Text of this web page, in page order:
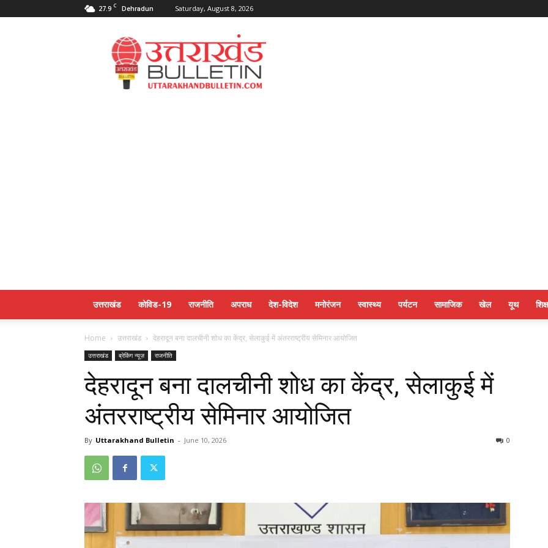
27.9 C Dehradun Saturday, August 8, 2026
Uttarakahnd
Bulletin
उत्तराखंड कोविड-19 राजनीति अपराध देश-विदेश मनोरंजन स्वास्थ्य पर्यटन सामाजिक खेल यूथ
Home उत्तराखंड देहरादून बना दालचीनी शोध का केंद्र, सेलाकुई में अंतरराष्ट्रीय सेमिनार आयोजित
उत्तराखंड ब्रेकिंग न्यूज़ राजनीति
देहरादून बना दालचीनी शोध का केंद्र, सेलाकुई में
अंतरराष्ट्रीय सेमिनार आयोजित
By Uttarakhand Bulletin - June 10, 2026 0